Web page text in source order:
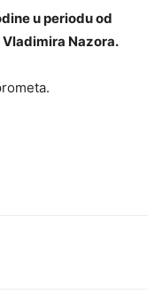
u periodu od
Nazora.